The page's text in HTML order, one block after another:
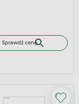
mg + 650 mg, 10 tabletek
Sprawdź cenę